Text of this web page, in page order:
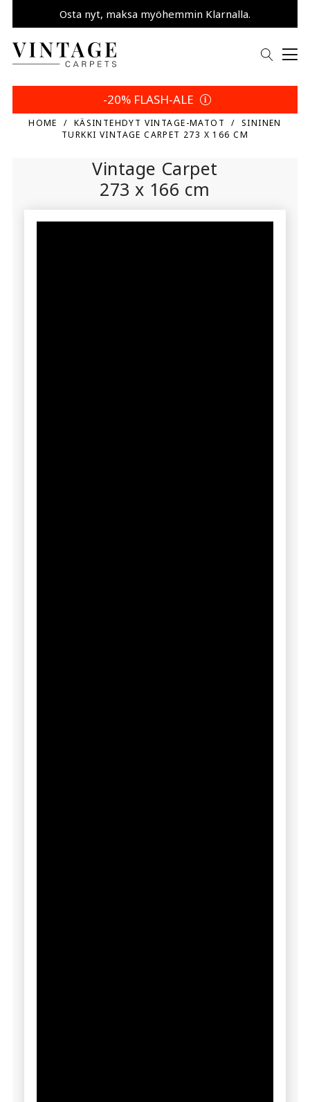
Säästä 5 % | Palautusehtosi
Osta nyt, maksa myöhemmin Klarnalla.
-20% FLASH-ALE
HOME KÄSINTEHDYT VINTAGE-MATOT
SININEN
TURKKI VINTAGE CARPET 273 X 166 CM
Vintage Carpet
273 x 166 cm